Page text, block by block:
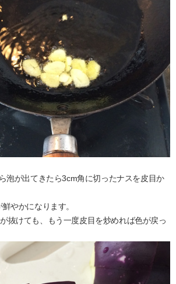
泡が出てきたら3cm角に切ったナスを皮目か
やかになります。
抜けても、もう一度皮目を炒めれば色が戻っ